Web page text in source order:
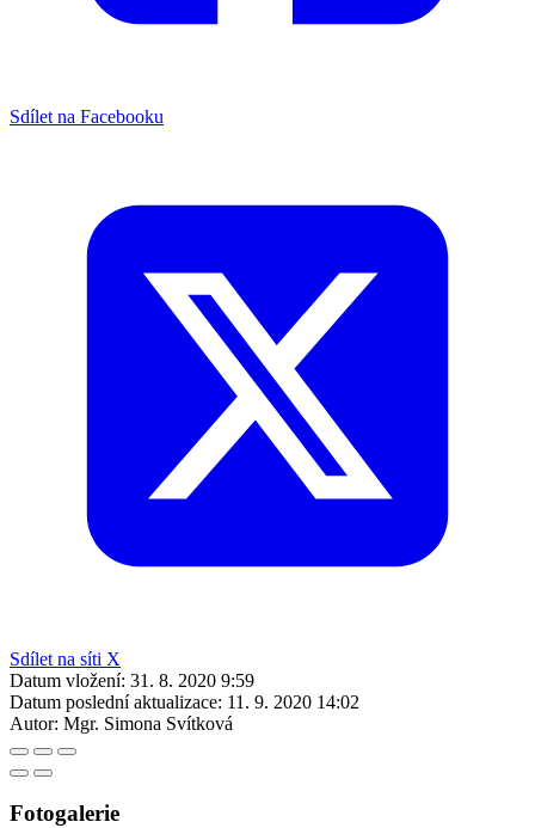
Sdílet na Facebooku
Sdílet na síti X
Datum vložení: 31. 8. 2020 9:59
Datum poslední aktualizace: 11. 9. 2020 14:02
Autor: Mgr. Simona Svítková
Fotogalerie